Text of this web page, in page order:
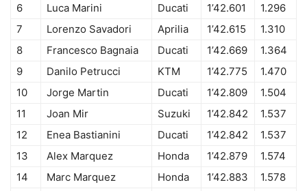
6
Luca Marini Ducati 1’42.601
1.296
7
Lorenzo Savadori Aprilia 1’42.615
1.310
8
Francesco Bagnaia Ducati 1’42.669
1.364
9
Danilo Petrucci KTM 1’42.775
1.470
10
Jorge Martin Ducati 1’42.809
1.504
11
Joan Mir Suzuki 1’42.842
1.537
12
Enea Bastianini Ducati 1’42.842
1.537
13
Alex Marquez Honda 1’42.879
1.574
14
Marc Marquez Honda 1’42.883
1.578